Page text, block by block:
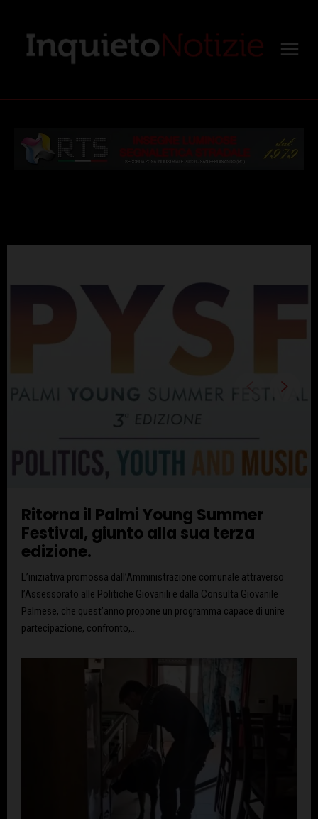
Ritorna il Palmi Young Summer
Festival, giunto alla sua terza
edizione.
L’iniziativa promossa dall’Amministrazione comunale attraverso
l’Assessorato alle Politiche Giovanili e dalla Consulta Giovanile
Palmese, che quest’anno propone un programma capace di unire
partecipazione, confronto,...